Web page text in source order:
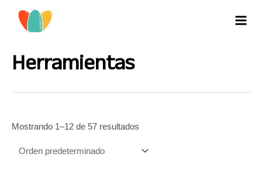
Herramientas
Mostrando 1–12 de 57 resultados